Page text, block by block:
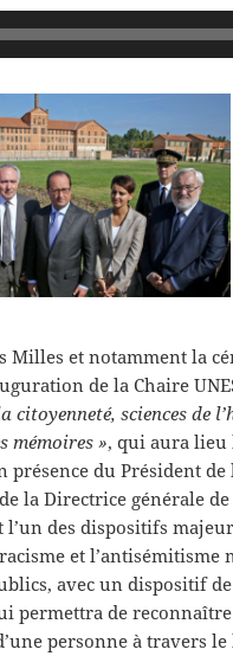
Milles et notamment la
de la Chaire
citoyenneté, sciences de
mémoires », qui aura lieu
présence du Président de
la Directrice générale de
l’un des dispositifs
et l’antisémitisme
avec un dispositif de
permettra de reconnaître
personne à travers